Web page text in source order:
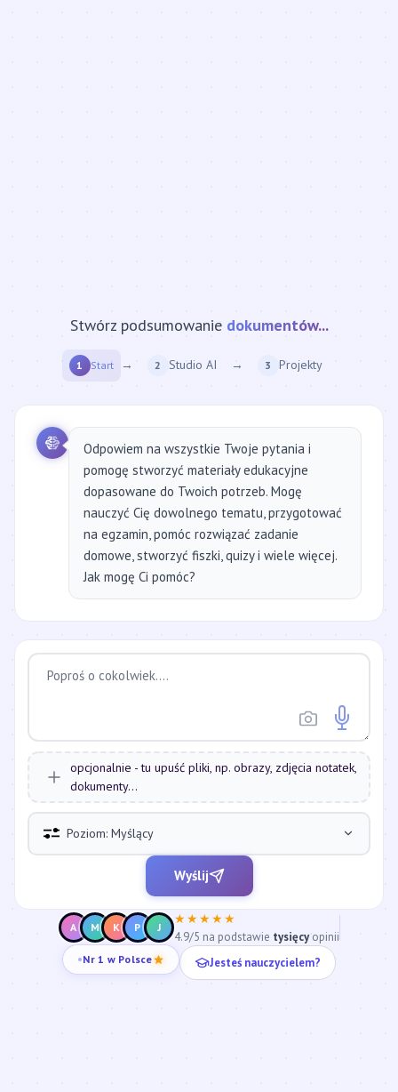
Stwórz podsumowanie strony internetowej...
1 Start → 2 Studio AI → 3 Projekty
Odpowiem na wszystkie Twoje pytania i
pomogę stworzyć materiały edukacyjne
dopasowane do Twoich potrzeb. Mogę
nauczyć Cię dowolnego tematu, przygotować
na egzamin, pomóc rozwiązać zadanie
domowe, stworzyć fiszki, quizy i wiele więcej.
Jak mogę Ci pomóc?
opcjonalnie - tu upuść pliki, np. obrazy, zdjęcia notatek,
dokumenty...
Poziom: Myślący
Wyślij
A M K P J
★★★★★
4.9/5 na podstawie tysięcyopinii
Nr 1 w Polsce Jesteś nauczycielem?